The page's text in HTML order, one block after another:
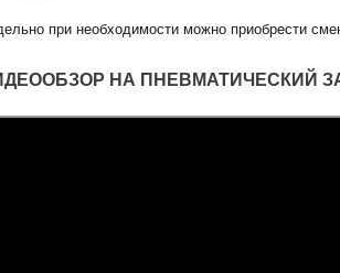
при необходимости можно приобрести
НА ПНЕВМАТИЧЕСКИЙ